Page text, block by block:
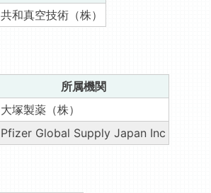
共和真空技術（株）
所属機関
大塚製薬（株）
Pfizer Global Supply Japan Inc